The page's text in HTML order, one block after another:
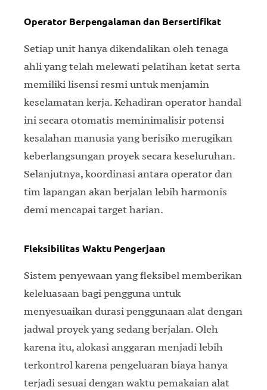
Operator Berpengalaman dan Bersertifikat
Setiap unit hanya dikendalikan oleh tenaga
ahli yang telah melewati pelatihan ketat serta
memiliki lisensi resmi untuk menjamin
keselamatan kerja. Kehadiran operator handal
ini secara otomatis meminimalisir potensi
kesalahan manusia yang berisiko merugikan
keberlangsungan proyek secara keseluruhan.
Selanjutnya, koordinasi antara operator dan
tim lapangan akan berjalan lebih harmonis
demi mencapai target harian.
Fleksibilitas Waktu Pengerjaan
Sistem penyewaan yang fleksibel memberikan
keleluasaan bagi pengguna untuk
menyesuaikan durasi penggunaan alat dengan
jadwal proyek yang sedang berjalan. Oleh
karena itu, alokasi anggaran menjadi lebih
terkontrol karena pengeluaran biaya hanya
terjadi sesuai dengan waktu pemakaian alat